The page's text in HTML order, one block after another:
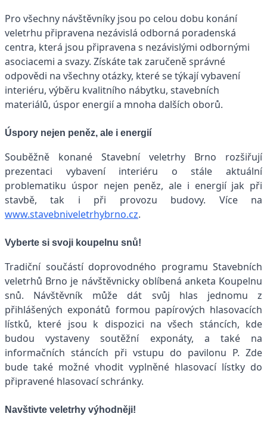
Pro všechny návštěvníky jsou po celou dobu konání
veletrhu připravena nezávislá odborná poradenská
centra, která jsou připravena s nezávislými odbornými
asociacemi a svazy. Získáte tak zaručeně správné
odpovědi na všechny otázky, které se týkají vybavení
interiéru, výběru kvalitního nábytku, stavebních
materiálů, úspor energií a mnoha dalších oborů.
Úspory nejen peněz, ale i energií
Souběžně konané Stavební veletrhy Brno rozšiřují
prezentaci vybavení interiéru o stále aktuální
problematiku úspor nejen peněz, ale i energií jak při
stavbě, tak i při provozu budovy. Více na
www.stavebniveletrhybrno.cz.
Vyberte si svoji koupelnu snů!
Tradiční součástí doprovodného programu Stavebních
veletrhů Brno je návštěvnicky oblíbená anketa Koupelnu
snů. Návštěvník může dát svůj hlas jednomu z
přihlášených exponátů formou papírových hlasovacích
lístků, které jsou k dispozici na všech stáncích, kde
budou vystaveny soutěžní exponáty, a také na
informačních stáncích při vstupu do pavilonu P. Zde
bude také možné vhodit vyplněné hlasovací lístky do
připravené hlasovací schránky.
Navštivte veletrhy výhodněji!